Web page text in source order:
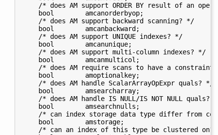
/* does AM support ORDER BY result of an
    bool        amcanorderbyop;
    /* does AM support backward scanning? */
    bool        amcanbackward;
    /* does AM support UNIQUE indexes? */
    bool        amcanunique;
    /* does AM support multi-column indexes? */
    bool        amcanmulticol;
/* does AM require scans to have a constraint
    bool        amoptionalkey;
    /* does AM handle ScalarArrayOpExpr quals? */
    bool        amsearcharray;
/* does AM handle IS NULL/IS NOT NULL quals?
    bool        amsearchnulls;
/* can index storage data type differ from
    bool        amstorage;
/* can an index of this type be clustered on?